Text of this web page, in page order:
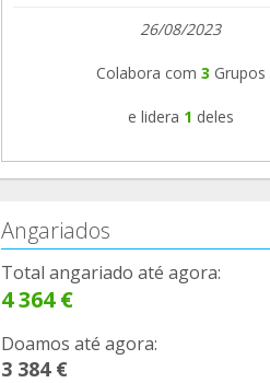
26/08/2023
Colabora com 3 Grupos
e lidera 1 deles
Angariados
Total angariado até agora:
4 364 €
Doamos até agora:
3 384 €